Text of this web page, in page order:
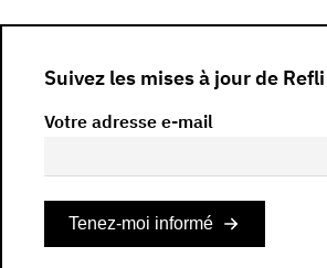
Suivez les mises à jour de Refli
Votre adresse e-mail
Tenez-moi informé